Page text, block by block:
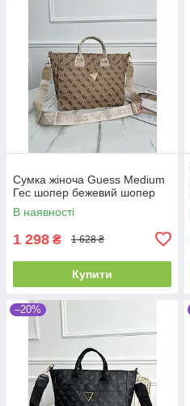
Сумка жіноча Guess Medium
Гес шопер бежевий шопер
В наявності
1 298 ₴ 1 628 ₴
Купити
–20%